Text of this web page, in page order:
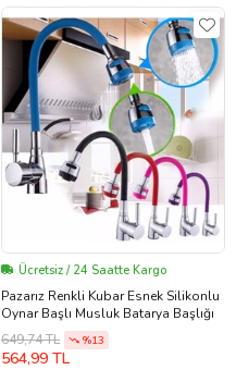
Ücretsiz / 24 Saatte Kargo
Pazarız Renkli Kubar Esnek Silikonlu
Oynar Başlı Musluk Batarya Başlığı
649,74 TL
%13
564,99 TL